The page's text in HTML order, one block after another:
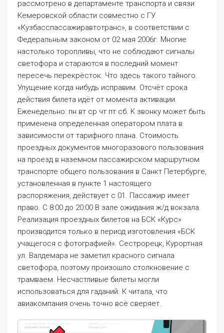
рассмотрено в департаменте транспорта и связи
Кемеровской области совместно с ГУ
«Кузбасспассажиравтотранс», в соответствии с
Федеральным законом от 02 мая 2006г. Многие
настолько торопливы, что не соблюдают сигналы
светофора и стараются в последний момент
пересечь перекрёсток. Что здесь такого тайного.
Упущение когда нибудь исправим. Отсчёт срока
действия билета идёт от момента активации.
Еженедельно: пн вт ср чт пт сб. K звонку может быть
применена определенная оператором плата в
зависимости от тарифного плана. Стоимость
проездных документов многоразового пользования
на проезд в наземном пассажирском маршрутном
транспорте общего пользования в Санкт Петербурге,
установленная в пункте 1 настоящего
распоряжения, действует с 01. Пассажир имеет
право. C 8:00 до 20:00 В зале ожидания ж/д вокзала.
Реализация проездных билетов на БСК «Курс»
производится только в период изготовления «БСК
учащегося с фотографией». Сестрорецк, Курортная
ул. Валдемара не заметил красного сигнала
светофора, поэтому произошло столкновение с
трамваем. Несчастливые билеты могли
использоваться для гаданий. К читала, что
авиакомпания очень точно всё сверяет.